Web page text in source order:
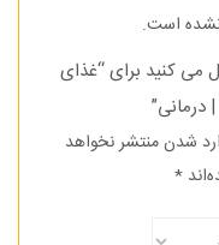
است.
می کنید برای “غذای
درمانی”
شدن منتشر نخواهد
*